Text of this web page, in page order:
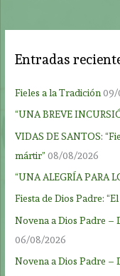
Entradas
Fieles a la Tradición 09/
“UNA BREVE
VIDAS DE SANTOS:
mártir” 08/08/2026
“UNA ALEGRÍA PARA
Fiesta de Dios Padre:
Novena a Dios Padre –
06/08/2026
Novena a Dios Padre –